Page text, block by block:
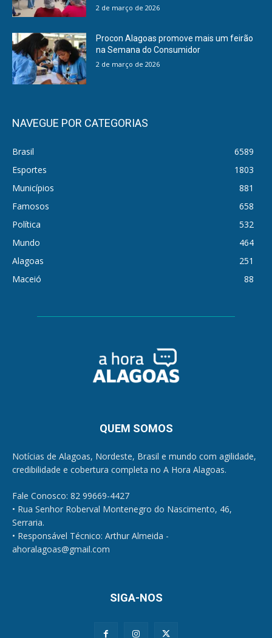
2 de março de 2026
Procon Alagoas promove mais um feirão
na Semana do Consumidor
2 de março de 2026
NAVEGUE POR CATEGORIAS
Brasil
6589
Esportes
1803
Municípios
881
Famosos
658
Política
532
Mundo
464
Alagoas
251
Maceió
88
QUEM SOMOS
Notícias de Alagoas, Nordeste, Brasil e mundo com agilidade,
credibilidade e cobertura completa no A Hora Alagoas.
Fale Conosco: 82 99669-4427
• Rua Senhor Roberval Montenegro do Nascimento, 46,
Serraria.
• Responsável Técnico: Arthur Almeida -
ahoralagoas@gmail.com
SIGA-NOS